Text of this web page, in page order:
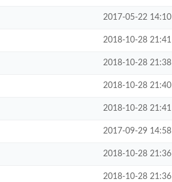
2017-05-22 14:10
2018-10-28 21:41
2018-10-28 21:38
2018-10-28 21:40
2018-10-28 21:41
2017-09-29 14:58
2018-10-28 21:36
2018-10-28 21:36